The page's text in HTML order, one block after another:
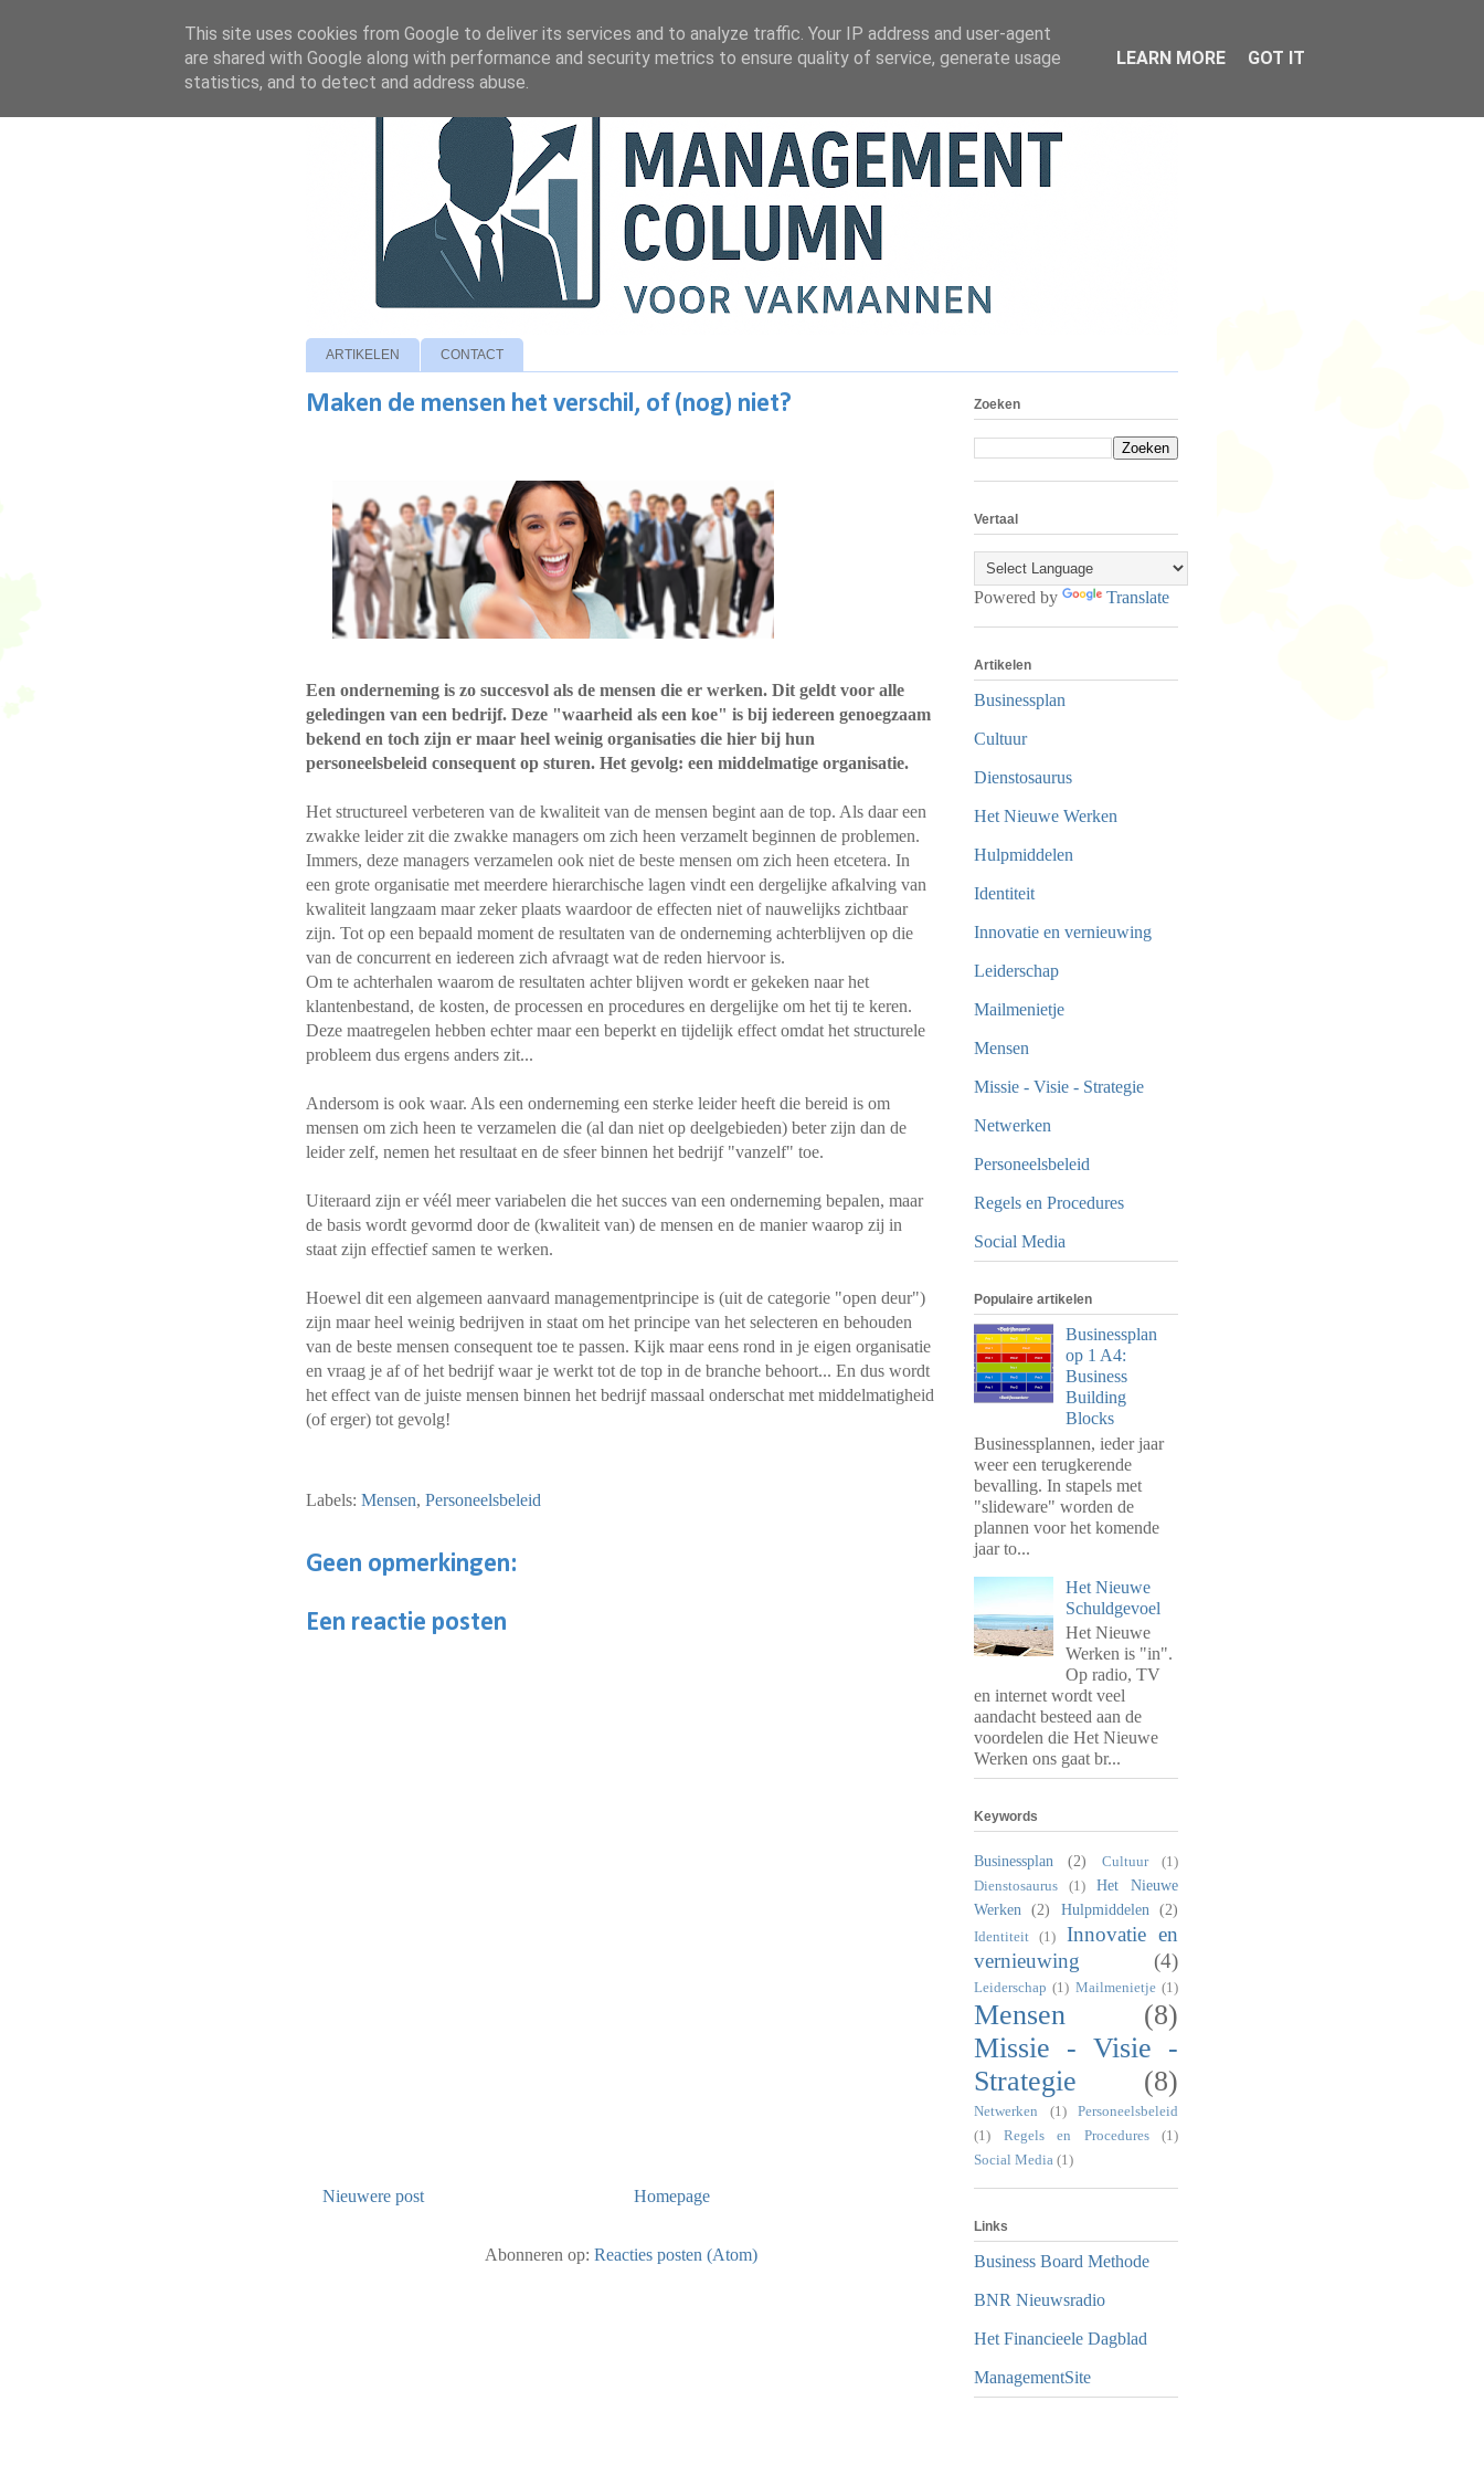
ARTIKELEN CONTACT
Maken de mensen het verschil, of (nog) niet?
Een onderneming is zo succesvol als de mensen die er werken. Dit geldt voor alle
geledingen van een bedrijf. Deze "waarheid als een koe" is bij iedereen genoegzaam
bekend en toch zijn er maar heel weinig organisaties die hier bij hun
personeelsbeleid consequent op sturen. Het gevolg: een middelmatige organisatie.
Het structureel verbeteren van de kwaliteit van de mensen begint aan de top. Als daar een
zwakke leider zit die zwakke managers om zich heen verzamelt beginnen de problemen.
Immers, deze managers verzamelen ook niet de beste mensen om zich heen etcetera. In
een grote organisatie met meerdere hierarchische lagen vindt een dergelijke afkalving van
kwaliteit langzaam maar zeker plaats waardoor de effecten niet of nauwelijks zichtbaar
zijn. Tot op een bepaald moment de resultaten van de onderneming achterblijven op die
van de concurrent en iedereen zich afvraagt wat de reden hiervoor is.
Om te achterhalen waarom de resultaten achter blijven wordt er gekeken naar het
klantenbestand, de kosten, de processen en procedures en dergelijke om het tij te keren.
Deze maatregelen hebben echter maar een beperkt en tijdelijk effect omdat het structurele
probleem dus ergens anders zit...
Andersom is ook waar. Als een onderneming een sterke leider heeft die bereid is om
mensen om zich heen te verzamelen die (al dan niet op deelgebieden) beter zijn dan de
leider zelf, nemen het resultaat en de sfeer binnen het bedrijf "vanzelf" toe.
Uiteraard zijn er véél meer variabelen die het succes van een onderneming bepalen, maar
de basis wordt gevormd door de (kwaliteit van) de mensen en de manier waarop zij in
staat zijn effectief samen te werken.
Hoewel dit een algemeen aanvaard managementprincipe is (uit de categorie "open deur")
zijn maar heel weinig bedrijven in staat om het principe van het selecteren en behouden
van de beste mensen consequent toe te passen. Kijk maar eens rond in je eigen organisatie
en vraag je af of het bedrijf waar je werkt tot de top in de branche behoort... En dus wordt
het effect van de juiste mensen binnen het bedrijf massaal onderschat met middelmatigheid
(of erger) tot gevolg!
Labels: Mensen, Personeelsbeleid
Geen opmerkingen:
Een reactie posten
Nieuwere post Homepage
Abonneren op: Reacties posten (Atom)
Zoeken
Vertaal
Powered by Translate
Artikelen
Businessplan
Cultuur
Dienstosaurus
Het Nieuwe Werken
Hulpmiddelen
Identiteit
Innovatie en vernieuwing
Leiderschap
Mailmenietje
Mensen
Missie - Visie - Strategie
Netwerken
Personeelsbeleid
Regels en Procedures
Social Media
Populaire artikelen
Businessplan
op 1 A4:
Business
Building
Blocks
Businessplannen, ieder jaar
weer een terugkerende
bevalling. In stapels met
"slideware" worden de
plannen voor het komende
jaar to...
Het Nieuwe
Schuldgevoel
Het Nieuwe
Werken is "in".
Op radio, TV
en internet wordt veel
aandacht besteed aan de
voordelen die Het Nieuwe
Werken ons gaat br...
Keywords
Businessplan (2) Cultuur
(1)
Dienstosaurus
(1)
Het Nieuwe
Werken
(2) Hulpmiddelen (2)
Identiteit (1)
Innovatie en
vernieuwing
(4)
Leiderschap (1) Mailmenietje (1)
Mensen
(8)
Missie - Visie -
Strategie
(8)
Netwerken (1)
Personeelsbeleid
(1)
Regels en Procedures
(1)
Social Media (1)
Links
Business Board Methode
BNR Nieuwsradio
Het Financieele Dagblad
ManagementSite
This site uses cookies from Google to deliver its services and to analyze traffic. Your IP address and user-agent
are shared with Google along with performance and security metrics to ensure quality of service, generate usage
statistics, and to detect and address abuse.
LEARN MORE GOT IT